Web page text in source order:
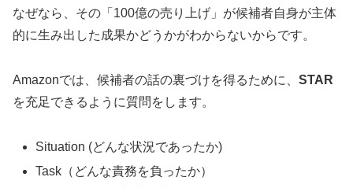
なぜなら、その「100億の売り上げ」が候補者自身が主体
的に生み出した成果かどうかがわからないからです。
Amazonでは、候補者の話の裏づけを得るために、 STAR
を充足できるように質問をします。
Situation (どんな状況であったか)
Task（どんな責務を負ったか）